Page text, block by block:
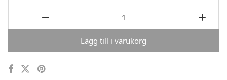
Lägg till i varukorg